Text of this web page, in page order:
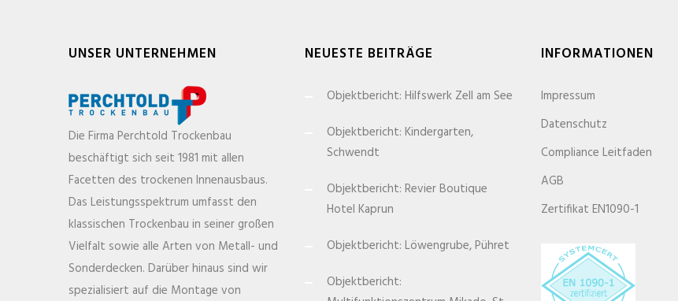
UNSER UNTERNEHMEN
Die Firma Perchtold Trockenbau
beschäftigt sich seit 1981 mit allen
Facetten des trockenen Innenausbaus.
Das Leistungsspektrum umfasst den
klassischen Trockenbau in seiner großen
Vielfalt sowie alle Arten von Metall- und
Sonderdecken. Darüber hinaus sind wir
spezialisiert auf die Montage von
NEUESTE BEITRÄGE
Objektbericht: Hilfswerk Zell am See
Objektbericht: Kindergarten,
Schwendt
Objektbericht: Revier Boutique
Hotel Kaprun
Objektbericht: Löwengrube, Pühret
Objektbericht:
INFORMATIONEN
Impressum
Datenschutz
Compliance Leitfaden
AGB
Zertifikat EN1090-1